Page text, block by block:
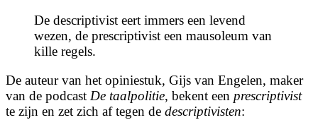
De descriptivist eert immers een levend
wezen, de prescriptivist een mausoleum van
kille regels.
De auteur van het opiniestuk, Gijs van Engelen, maker
van de podcast De taalpolitie, bekent een prescriptivist
te zijn en zet zich af tegen de descriptivisten: